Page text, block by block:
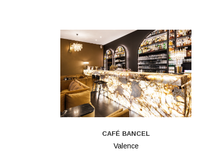
CAFÉ BANCEL
Valence